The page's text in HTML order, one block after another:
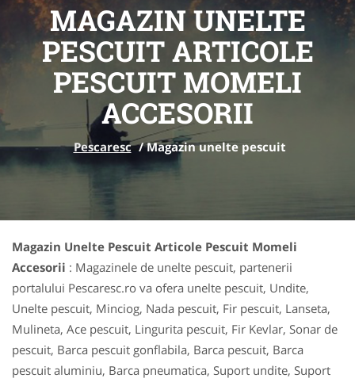
MAGAZIN UNELTE
PESCUIT ARTICOLE
PESCUIT MOMELI
ACCESORII
Pescaresc /Magazin unelte pescuit
Magazin Unelte Pescuit Articole Pescuit Momeli
Accesorii : Magazinele de unelte pescuit, partenerii
portalului Pescaresc.ro va ofera unelte pescuit, Undite,
Unelte pescuit, Minciog, Nada pescuit, Fir pescuit, Lanseta,
Mulineta, Ace pescuit, Lingurita pescuit, Fir Kevlar, Sonar de
pescuit, Barca pescuit gonflabila, Barca pescuit, Barca
pescuit aluminiu, Barca pneumatica, Suport undite, Suport